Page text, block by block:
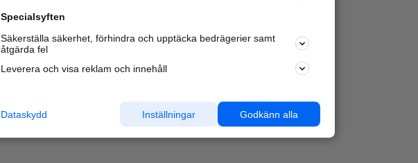
Specialsyften
Säkerställa säkerhet, förhindra och upptäcka bedrägerier samt
åtgärda fel
Leverera och visa reklam och innehåll
Godkänn alla
Inställningar
Dataskydd